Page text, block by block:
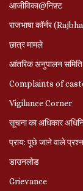
आजीविका@निफ़्ट
राजभाषा कॉर्नर
छात्र मामले
आंतरिक अनुपालन
Complaints of
Vigilance Corner
सूचना का अधिकार
प्राय: पूछे जाने वाले प्रश्‍न
डाउनलोड
Grievance